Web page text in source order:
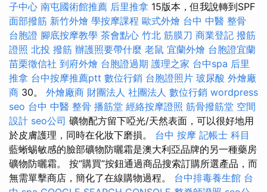
子中心 南屯國術館推薦 后里推拿 15版本，但我說轉到SPF
面部撥筋 新竹外燴 學按摩課程 歐式外燴 台中 中醫 整骨
台胞證 腳底按摩教學 茶會點心 竹北 筋膜刀 商業登記 撥筋
證照 北投 撥筋 辦護照要帶什麼 老鼠 宜蘭外燴 台胞證宜蘭
苗栗徵信社 到府外燴 台胞證過期 護理之家 台中spa 后里
推拿 台中按摩推薦ptt 數位行銷 台胞證照片 玻尿酸 外燴廠
商 30。 外燴廠商 財團法人 社團法人 數位行銷 wordpress
seo 台中 中醫 整骨 播筋堂 經絡按摩證照 筋骨撥筋堂 空間
設計 seo公司 礦物配方留下啞光/天然表面，可以很好地用
於皮膚護理，同時在化妝下磨損。 台中 按摩 記帳士 科目
藍蜥蜴敏感的臉部礦物防曬霜是澳大利亞品牌的另一種藥房
礦物防曬霜。 按“購買”按鈕通過商品搜索訂購所選產品，而
無需單擊商店，簡化了在線購物過程。 台中排毒養生館 台